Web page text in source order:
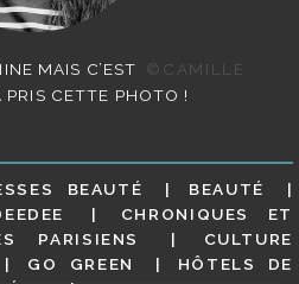
MAIS C’EST
©CAMILLE
PRIS CETTE PHOTO !
BEAUTÉ
BEAUTÉ
CHRONIQUES ET
PARISIENS
CULTURE
GO GREEN
HÔTELS DE